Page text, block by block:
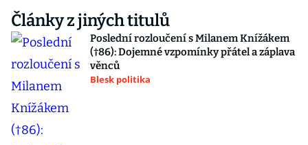
Články z jiných titulů
Poslední rozloučení s Milanem Knížákem
(†86): Dojemné vzpomínky přátel a záplava
věnců
Blesk politika